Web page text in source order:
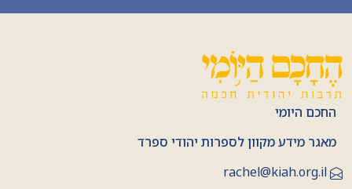
החכם היומי
מאגר מידע מקוון לספרות יהודי ספרד
rachel@kiah.org.il